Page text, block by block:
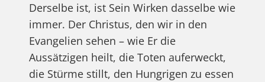
Derselbe ist, ist Sein Wirken dasselbe wie
immer. Der Christus, den wir in den
Evangelien sehen – wie Er die
Aussätzigen heilt, die Toten auferweckt,
die Stürme stillt, den Hungrigen zu essen